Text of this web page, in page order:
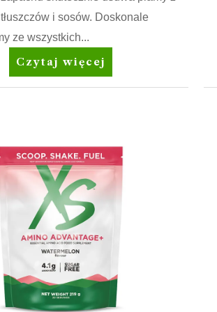
i sosów. Doskonale
ze wszystkich...
Amway
Home™
Odplamiacz
przed
praniem
Czytaj więcej